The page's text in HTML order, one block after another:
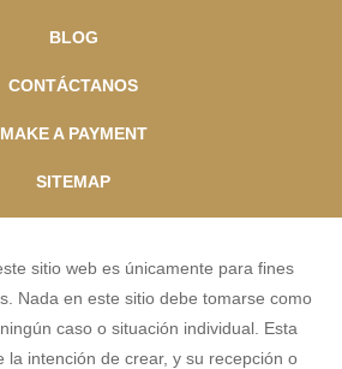
BLOG
CONTÁCTANOS
MAKE A PAYMENT
SITEMAP
sitio web es únicamente para fines
Nada en este sitio debe tomarse como
caso o situación individual. Esta
la intención de crear, y su recepción o